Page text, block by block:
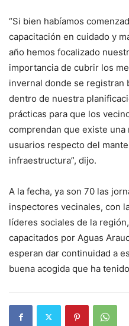
“Si bien habíamos
capacitación en cuidado y
año hemos focalizado
importancia de cubrir los
invernal donde se registran
dentro de nuestra
prácticas para que los
comprendan que existe
usuarios respecto del
infraestructura”, dijo.
A la fecha, ya son 70 las
inspectores vecinales, con
líderes sociales de la
capacitados por Aguas
esperan dar continuidad a
buena acogida que ha